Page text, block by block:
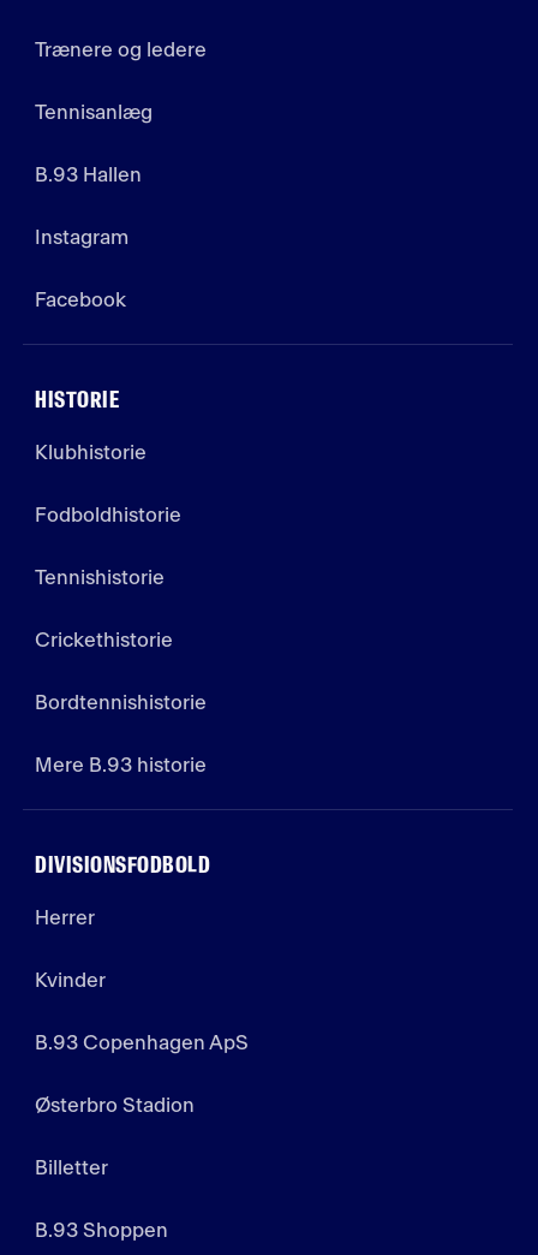
Trænere og ledere
Tennisanlæg
B.93 Hallen
Instagram
Facebook
HISTORIE
Klubhistorie
Fodboldhistorie
Tennishistorie
Crickethistorie
Bordtennishistorie
Mere B.93 historie
DIVISIONSFODBOLD
Herrer
Kvinder
B.93 Copenhagen ApS
Østerbro Stadion
Billetter
B.93 Shoppen